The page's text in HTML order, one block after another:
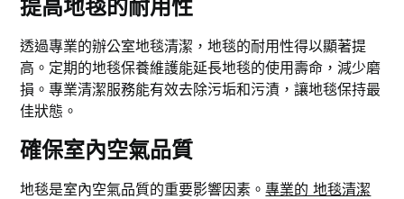
提高地毯的耐用性
透過專業的辦公室地毯清潔，地毯的耐用性得以顯著提
高。定期的地毯保養維護能延長地毯的使用壽命，減少磨
損。專業清潔服務能有效去除污垢和污漬，讓地毯保持最
佳狀態。
確保室內空氣品質
地毯是室內空氣品質的重要影響因素。專業的 地毯清潔